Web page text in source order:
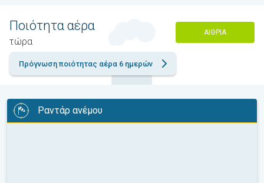
Ποιότητα αέρα
τώρα
ΑΊΘΡΙΑ
Πρόγνωση ποιότητας αέρα 6 ημερών
Ραντάρ ανέμου